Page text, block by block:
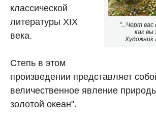
"...Черт вас
как вы
Художник
классической
литературы XIX
века.
Степь в этом
произведении представляет
величественное явление
золотой океан".